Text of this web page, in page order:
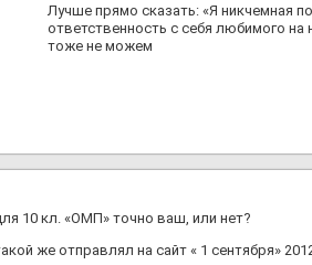
Лучше прямо сказать: «Я никчемная
ответственность с себя любимого
тоже не можем
10 кл. «ОМП» точно ваш, или нет?
же отправлял на сайт « 1 сентября»